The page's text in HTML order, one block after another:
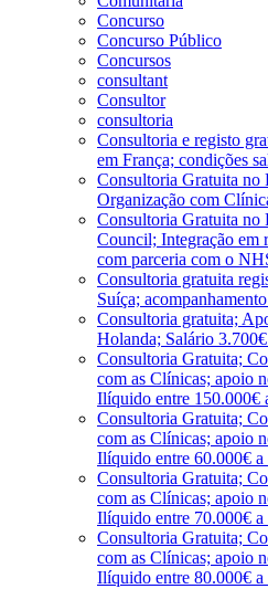
Concurso
Concurso Público
Concursos
consultant
Consultor
consultoria
Consultoria e registo
em França; condições
Consultoria Gratuita no
Organização com
Consultoria Gratuita no
Council; Integração em
com parceria com o
Consultoria gratuita
Suíça;
Consultoria gratuita;
Holanda; Salário
Consultoria Gratuita;
com as Clínicas; apoio
Ilíquido entre 150.000€
Consultoria Gratuita;
com as Clínicas; apoio
Ilíquido entre 60.000€ a
Consultoria Gratuita;
com as Clínicas; apoio
Ilíquido entre 70.000€ a
Consultoria Gratuita;
com as Clínicas; apoio
Ilíquido entre 80.000€ a